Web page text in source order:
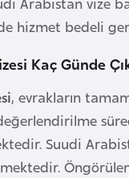
hizmet bedeli
Kaç Günde
, evrakların
Suudi